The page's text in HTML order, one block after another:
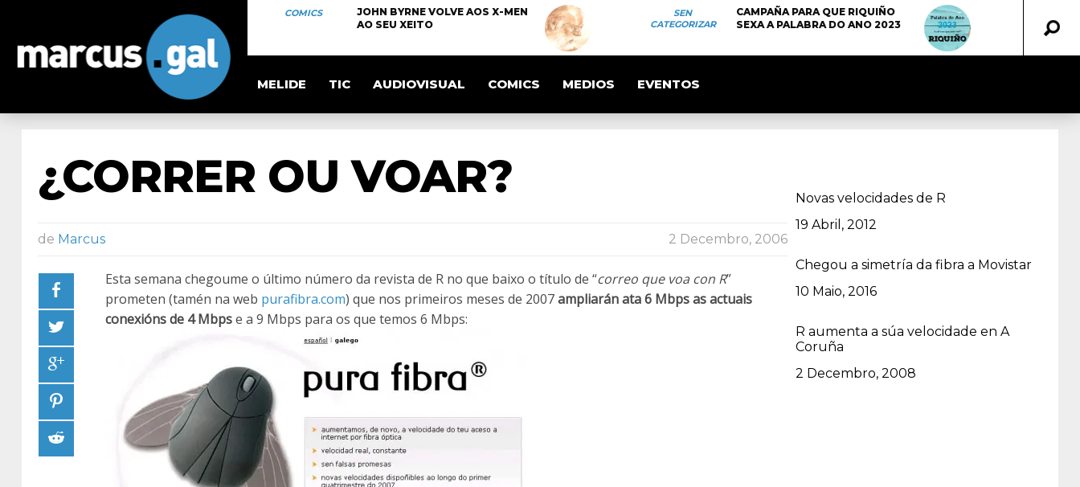
COMICS
JOHN BYRNE VOLVE AOS X-MEN
AO SEU XEITO
SEN
CATEGORIZAR
CAMPAÑA PARA QUE RIQUIÑO
SEXA A PALABRA DO ANO 2023
MELIDE TIC AUDIOVISUAL COMICS MEDIOS EVENTOS
¿CORRER OU VOAR?
de Marcus 2 Decembro, 2006
Esta semana chegoume o último número da revista de R no que baixo o título de “correo que voa con R”
prometen (tamén na web purafibra.com) que nos primeiros meses de 2007ampliarán ata 6 Mbps as actuais
conexións de 4 Mbpse a 9 Mbps para os que temos 6 Mbps:
Novas velocidades de R
Data
19 Abril, 2012
Chegou a simetría da fibra a Movistar
Data
10 Maio, 2016
R aumenta a súa velocidade en A
Coruña
Data
2 Decembro, 2008